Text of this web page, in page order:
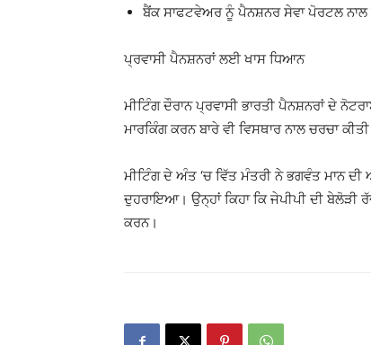
ਬੈਂਕ ਸਾਫਟਵੇਅਰ ਨੂੰ ਪੈਨਸ਼ਨਰ ਸੇਵਾ ਪੋਰਟਲ ਨਾਲ
ਪ੍ਰਵਾਸੀ ਪੈਨਸ਼ਨਰਾਂ ਲਈ ਖਾਸ ਧਿਆਨ
ਮੀਟਿੰਗ ਦੌਰਾਨ ਪ੍ਰਵਾਸੀ ਭਾਰਤੀ ਪੈਨਸ਼ਨਰਾਂ ਦੇ
ਮਾਰਕਿੰਗ ਕਰਨ ਬਾਰੇ ਵੀ ਵਿਸਥਾਰ ਨਾਲ ਚਰਚਾ
ਮੀਟਿੰਗ ਦੇ ਅੰਤ ‘ਚ ਵਿੱਤ ਮੰਤਰੀ ਨੇ ਭਗਵੰਤ ਮਾਨ
ਦੁਹਰਾਇਆ। ਉਨ੍ਹਾਂ ਕਿਹਾ ਕਿ ਜੇਪੀਪੀ ਦੀ
ਕਰਨ।